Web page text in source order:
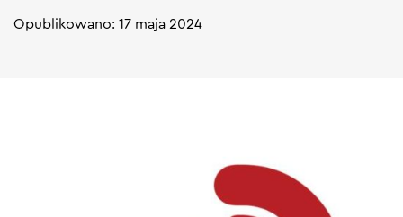
Opublikowano: 17 maja 2024